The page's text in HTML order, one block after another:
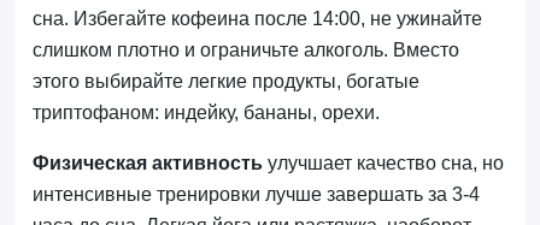
сна. Избегайте кофеина после 14:00, не ужинайте
слишком плотно и ограничьте алкоголь. Вместо
этого выбирайте легкие продукты, богатые
триптофаном: индейку, бананы, орехи.
Физическая активностьулучшает качество сна, но
интенсивные тренировки лучше завершать за 3-4